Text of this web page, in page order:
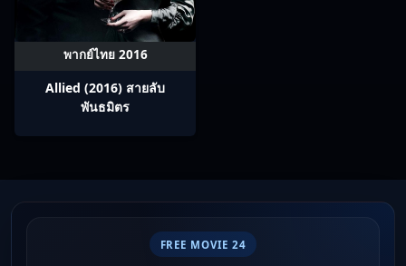
พากย์ไทย 2016
Allied (2016) สายลับ
พันธมิตร
FREE MOVIE 24